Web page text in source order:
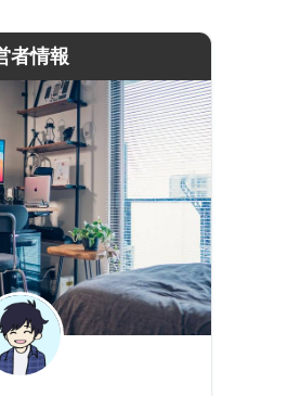
者情報